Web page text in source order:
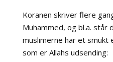
Koranen skriver flere
Muhammed, og bl.a. står
muslimerne har et smukt
som er Allahs udsending: